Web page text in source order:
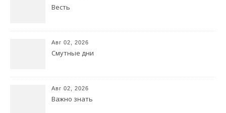
Весть
Авг 02, 2026
Смутные дни
Авг 02, 2026
Важно знать